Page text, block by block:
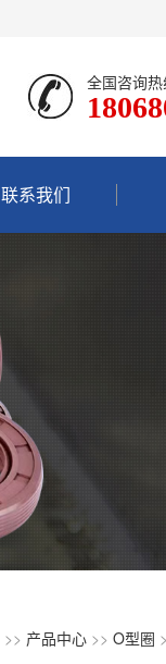
全国咨询热
联系我们
>> 产品中心 >> O型圈